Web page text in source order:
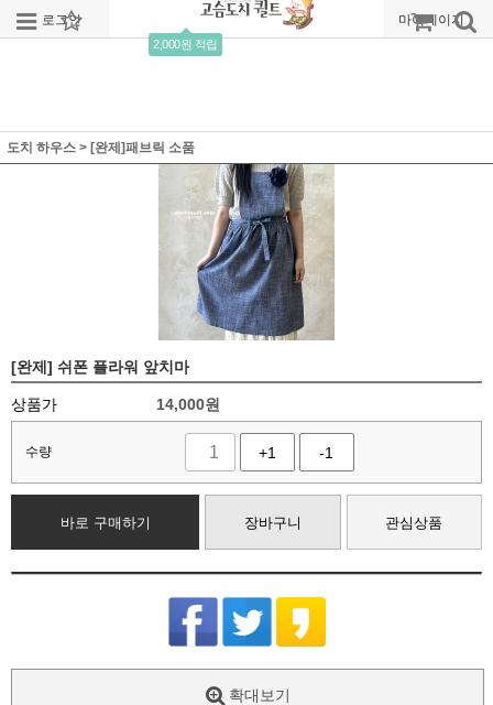
로그인 회원가입
2,000원 적립
주문조회 마이페이지
도치 하우스 > [완제]패브릭 소품
[완제] 쉬폰 플라워 앞치마
상품가 14,000원
수량 +1 -1
바로 구매하기 장바구니 관심상품
확대보기